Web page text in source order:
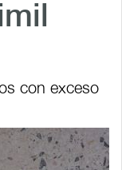
con exceso